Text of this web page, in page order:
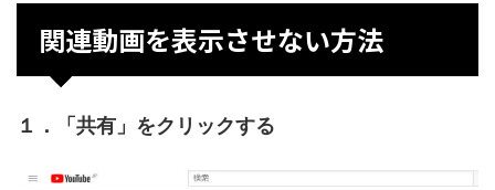
関連動画を表示させない方法
１．「共有」をクリックする